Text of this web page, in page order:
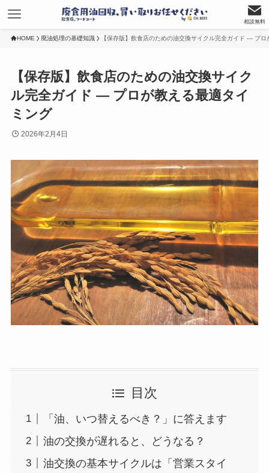
相談無料
HOME 廃油処理の基礎知識 【保存版】飲食店のための油交換サイクル完全ガイド — プ
【保存版】飲食店のための油交換サイク
ル完全ガイド — プロが教える最適タイ
ミング
2026年2月4日
目次
「油、いつ替えるべき？」に答えます
油の交換が遅れると、どうなる？
油交換の基本サイクルは「営業スタイ